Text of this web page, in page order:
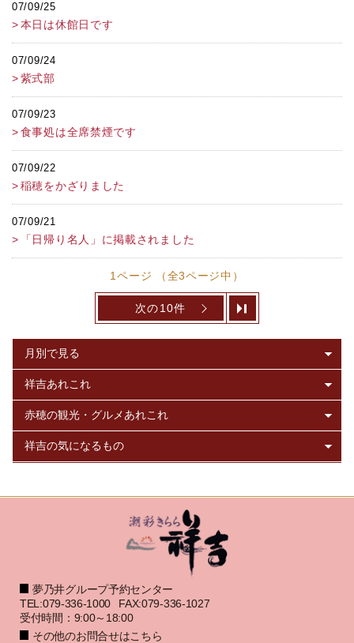
07/09/25
本日は休館日です
07/09/24
紫式部
07/09/23
食事処は全席禁煙です
07/09/22
稲穂をかざりました
07/09/21
「日帰り名人」に掲載されました
1ページ （全3ページ中）
次の10件
夢乃井グループ予約センター
TEL:079-336-1000
FAX:079-336-1027
受付時間：9:00～18:00
その他のお問合せはこちら